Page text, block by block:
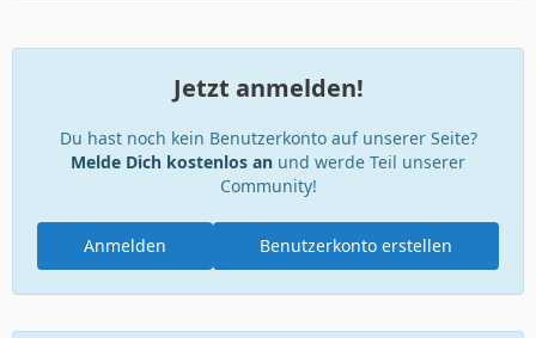
Jetzt anmelden!
Du hast noch kein Benutzerkonto auf unserer Seite?
Melde Dich kostenlos an und werde Teil unserer
Community!
Benutzerkonto erstellen
Anmelden